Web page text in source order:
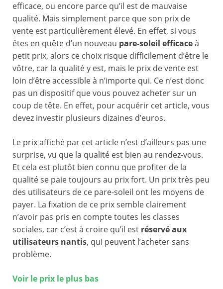
efficace, ou encore parce qu’il est de mauvaise
qualité. Mais simplement parce que son prix de
vente est particulièrement élevé. En effet, si vous
êtes en quête d’un nouveau pare-soleil efficaceà
petit prix, alors ce choix risque difficilement d’être le
vôtre, car la qualité y est, mais le prix de vente est
loin d’être accessible à n’importe qui. Ce n’est donc
pas un dispositif que vous pouvez acheter sur un
coup de tête. En effet, pour acquérir cet article, vous
devez investir plusieurs dizaines d’euros.
Le prix affiché par cet article n’est d’ailleurs pas une
surprise, vu que la qualité est bien au rendez-vous.
Et cela est plutôt bien connu que profiter de la
qualité se paie toujours au prix fort. Un prix très peu
des utilisateurs de ce pare-soleil ont les moyens de
payer. La fixation de ce prix semble clairement
n’avoir pas pris en compte toutes les classes
sociales, car c’est à croire qu’il est réservé aux
utilisateurs nantis, qui peuvent l’acheter sans
problème.
Voir le prix le plus bas